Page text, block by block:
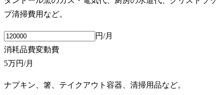
プ清掃費用など。
円/月
消耗品費変動費
5万円/月
ナプキン、箸、テイクアウト容器、清掃用品など。